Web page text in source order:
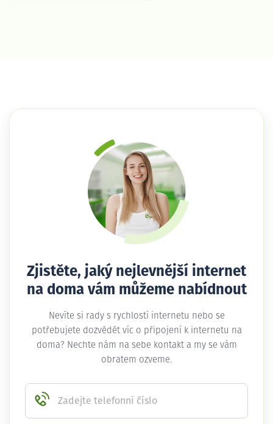
Zjistěte, jaký nejlevnější internet
na doma vám můžeme nabídnout
Nevíte si rady s rychlostí internetu nebo se
potřebujete dozvědět víc o připojení k internetu na
doma? Nechte nám na sebe kontakt a my se vám
obratem ozveme.
Zadejte telefonní číslo